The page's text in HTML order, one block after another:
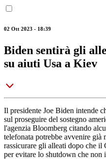
02 Ott 2023 - 18:39
Biden sentirà gli
su aiuti Usa a Kiev
Il presidente Joe Biden intende
sul proseguire del sostegno
l'agenzia Bloomberg citando
telefonata potrebbe avvenire già
rassicurare gli alleati dopo che il
per evitare lo shutdown che non